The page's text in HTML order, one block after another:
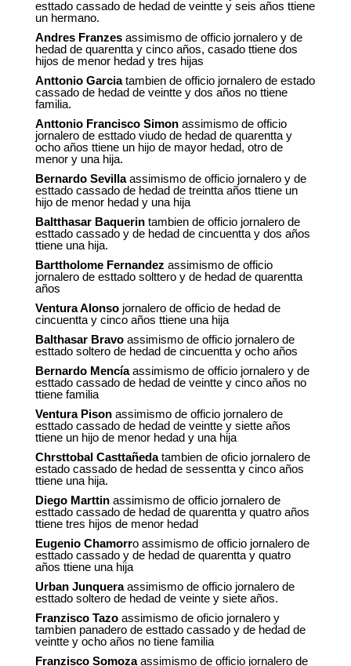
esttado cassado de hedad de veintte y seis años ttiene
un hermano.
Andres Franzes assimismo de officio jornalero y de
hedad de quarentta y cinco años, casado ttiene dos
hijos de menor hedad y tres hijas
Anttonio Garcia tambien de officio jornalero de estado
cassado de hedad de veintte y dos años no ttiene
familia.
Anttonio Francisco Simon assimismo de officio
jornalero de esttado viudo de hedad de quarentta y
ocho años ttiene un hijo de mayor hedad, otro de
menor y una hija.
Bernardo Sevilla assimismo de officio jornalero y de
esttado cassado de hedad de treintta años ttiene un
hijo de menor hedad y una hija
Baltthasar Baquerin tambien de officio jornalero de
esttado cassado y de hedad de cincuentta y dos años
ttiene una hija.
Barttholome Fernandez assimismo de officio
jornalero de esttado solttero y de hedad de quarentta
años
Ventura Alonso jornalero de officio de hedad de
cincuentta y cinco años ttiene una hija
Balthasar Bravo assimismo de officio jornalero de
esttado soltero de hedad de cincuentta y ocho años
Bernardo Mencía assimismo de officio jornalero y de
esttado cassado de hedad de veintte y cinco años no
ttiene familia
Ventura Pison assimismo de officio jornalero de
esttado cassado de hedad de veintte y siette años
ttiene un hijo de menor hedad y una hija
Chrsttobal Casttañeda tambien de oficio jornalero de
estado cassado de hedad de sessentta y cinco años
ttiene una hija.
Diego Marttin assimismo de officio jornalero de
esttado cassado de hedad de quarentta y quatro años
ttiene tres hijos de menor hedad
Eugenio Chamorro assimismo de officio jornalero de
esttado cassado y de hedad de quarentta y quatro
años ttiene una hija
Urban Junquera assimismo de officio jornalero de
esttado soltero de hedad de veinte y siete años.
Franzisco Tazo assimismo de oficio jornalero y
tambien panadero de esttado cassado y de hedad de
veintte y ocho años no tiene familia
Franzisco Somoza assimismo de officio jornalero de